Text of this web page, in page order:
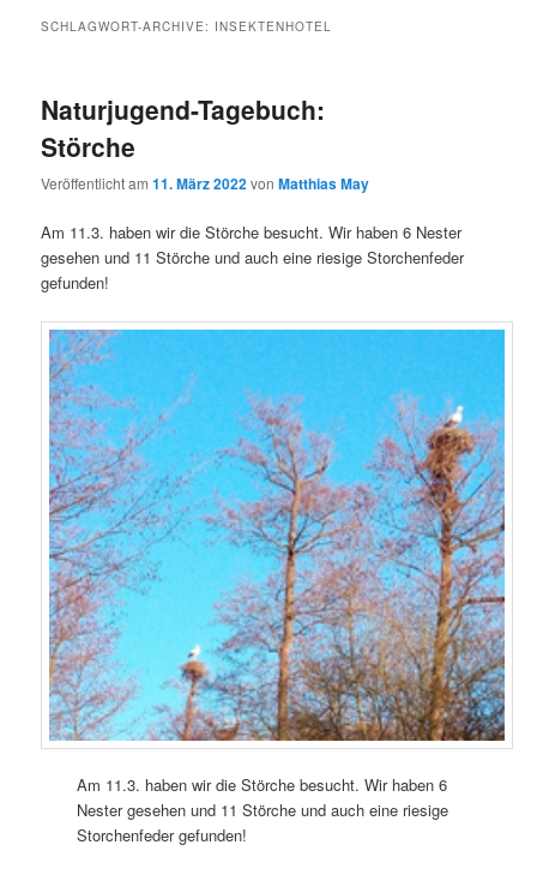
SCHLAGWORT-ARCHIVE: INSEKTENHOTEL
Naturjugend-Tagebuch:
Störche
Veröffentlicht am11. März 2022vonMatthias May
Am 11.3. haben wir die Störche besucht. Wir haben 6 Nester
gesehen und 11 Störche und auch eine riesige Storchenfeder
gefunden!
Am 11.3. haben wir die Störche besucht. Wir haben 6
Nester gesehen und 11 Störche und auch eine riesige
Storchenfeder gefunden!